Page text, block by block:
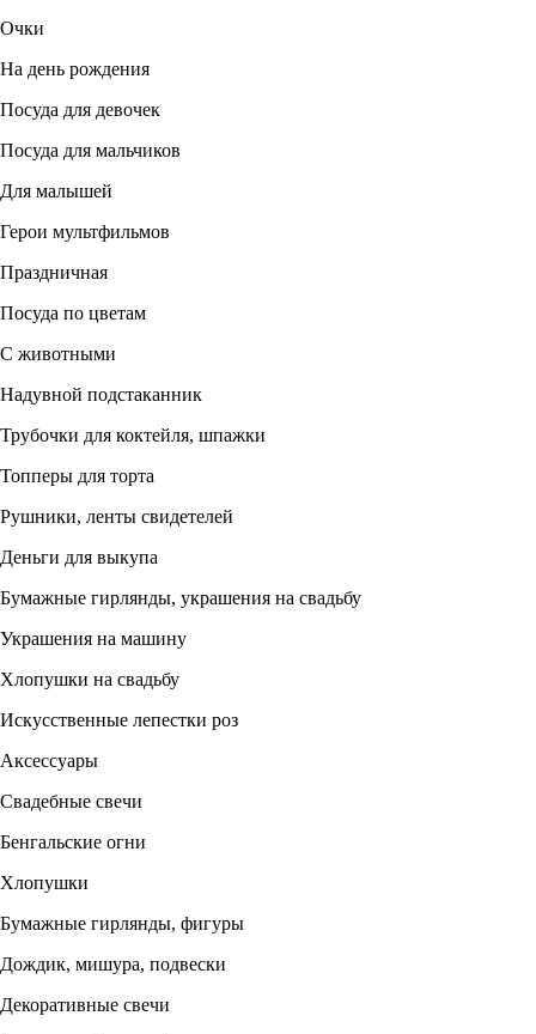
Очки
На день рождения
Посуда для девочек
Посуда для мальчиков
Для малышей
Герои мультфильмов
Праздничная
Посуда по цветам
С животными
Надувной подстаканник
Трубочки для коктейля, шпажки
Топперы для торта
Рушники, ленты свидетелей
Деньги для выкупа
Бумажные гирлянды, украшения на свадьбу
Украшения на машину
Хлопушки на свадьбу
Искусственные лепестки роз
Аксессуары
Свадебные свечи
Бенгальские огни
Хлопушки
Бумажные гирлянды, фигуры
Дождик, мишура, подвески
Декоративные свечи